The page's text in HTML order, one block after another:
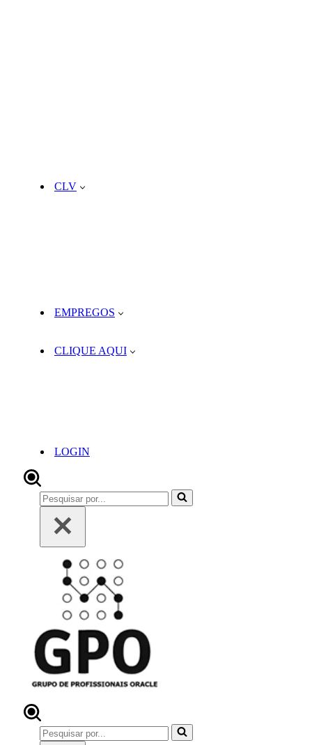
CLV
EMPREGOS
CLIQUE AQUI
LOGIN
Pesquisar
por...
Pesquisar
por...